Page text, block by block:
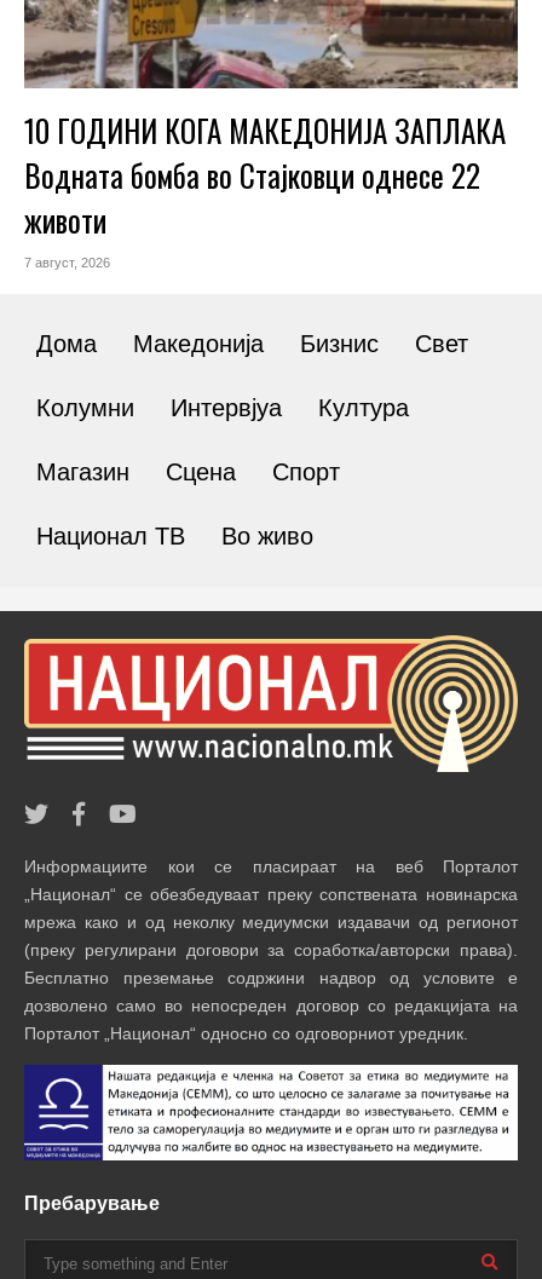
10 ГОДИНИ КОГА МАКЕДОНИЈА ЗАПЛАКА
Водната бомба во Стајковци однесе 22
животи
7 август, 2026
Дома Македонија Бизнис Свет
Колумни Интервјуа Култура
Магазин Сцена Спорт
Национал ТВ Во живо
Информациите кои се пласираат на веб Порталот
„Национал“ се обезбедуваат преку сопствената новинарска
мрежа како и од неколку медиумски издавачи од регионот
(преку регулирани договори за соработка/авторски права).
Бесплатно преземање содржини надвор од условите е
дозволено само во непосреден договор со редакцијата на
Порталот „Национал“ односно со одговорниот уредник.
Пребарување